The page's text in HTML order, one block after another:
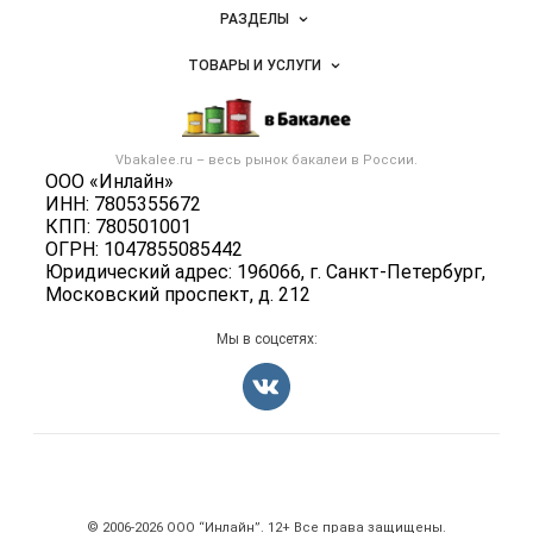
ингредиентов
Vbakalee.ru – весь рынок бакалеи в России.
ООО «Инлайн»
ИНН: 7805355672
КПП: 780501001
ОГРН: 1047855085442
Юридический адрес: 196066, г. Санкт-Петербург,
Московский проспект, д. 212
Новости Vbakalee.ru
Размещение рекламы
Публичная оферта
Контактная информация
Политика обработки персональных данных
РАЗДЕЛЫ
Объявления
Новости рынка
ТОВАРЫ И УСЛУГИ
Бакалейные товары
Услуги
Добавить объявление
Мы в соцсетях:
© 2006‑2026 ООО “Инлайн”. 12+ Все права защищены.